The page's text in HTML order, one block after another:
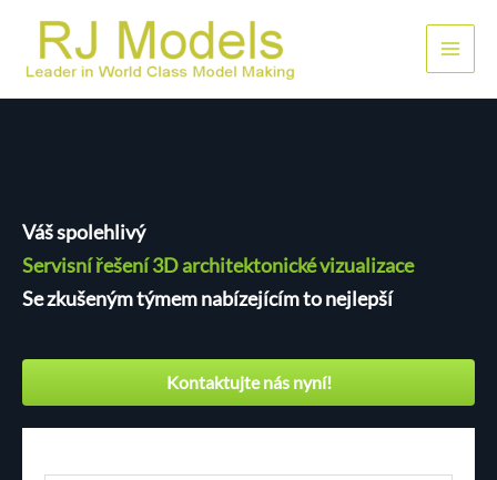
obsah
Váš spolehlivý
Servisní řešení 3D architektonické vizualizace
Se zkušeným týmem nabízejícím to nejlepší
Kontaktujte nás nyní!